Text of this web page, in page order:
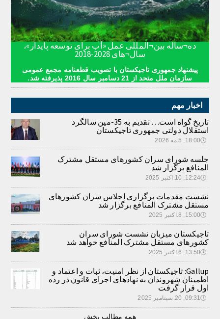
ده¬ساله بین¬المللی عمل «آب برای توسعه پایدار»،
سال¬های 2028-2018
پیشنهاد جمهوری تاجیکستان با تصویب قطعنامه مجمع عمومی
سازمان ملل متحد از 21 دسامبر سال 2016 پذیرفته شد.
اخبار مهم
تاریخ گواه است… تقدیم به 35-مین سالگرد
استقلال دولتی جمهوری تاجیکستان
🕔18:00, 5.مه 2026
جلسه شورای سران کشورهای مستقل مشترک
المنافع برگزار شد
🕔12:24, 10.اکتبر 2025
نشست مقدمات برگزاری اجلاس سران کشورهای
مستقل مشترک المنافع برگزار شد
🕔15:00, 8.اکتبر 2025
تاجیکستان میزبان نشست شورای سران
کشورهای مستقل مشترک المنافع خواهد شد
🕔13:50, 6.اکتبر 2025
Gallup: تاجیکستان از نظر امنیت، ثبات و اعتماد و
اطمینان شهروندان به نهادهای اجرای قانون در رده
اول قرار گرفت
🕔09:31, 20.سپتامبر 2025
همه مطالب بخش